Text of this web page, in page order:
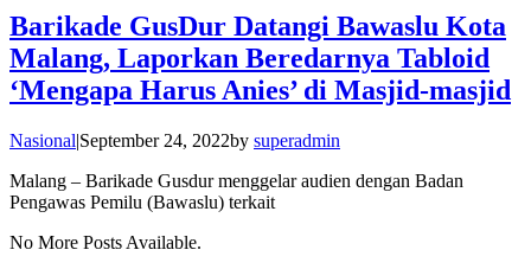
Barikade GusDur Datangi Bawaslu Kota
Malang, Laporkan Beredarnya Tabloid
‘Mengapa Harus Anies’ di Masjid-masjid
Nasional|September 24, 2022by superadmin
Malang – Barikade Gusdur menggelar audien dengan Badan
Pengawas Pemilu (Bawaslu) terkait
No More Posts Available.